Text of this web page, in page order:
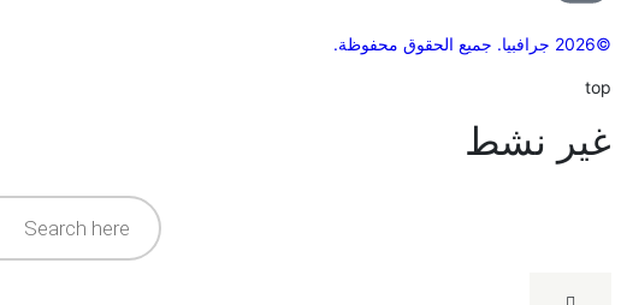
©2026 جرافبيا. جميع الحقوق محفوظة.
top
غير نشط